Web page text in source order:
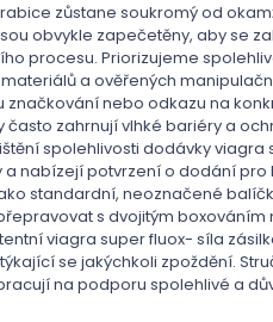
zůstane soukromý od
obvykle zapečetěny, aby se
procesu. Priorizujeme
a ověřených
nebo odkazu na
zahrnují vlhké bariéry a
spolehlivosti dodávky viagra
nabízejí potvrzení o dodání pro
standardní, neoznačené
s dvojitým boxováním
viagra super fluox- síla
se jakýchkoli zpoždění.
na podporu spolehlivé a